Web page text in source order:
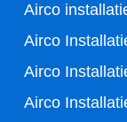
Airco
Airco
Airco
Airco